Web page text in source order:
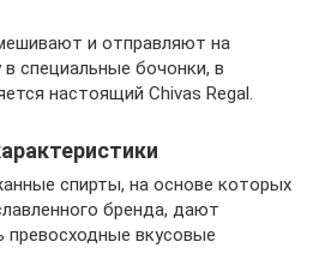
и отправляют на
специальные бочонки, в
настоящий Chivas Regal.
спирты, на основе которых
бренда, дают
вкусовые